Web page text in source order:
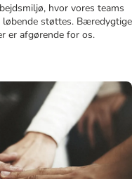
hvor vores teams
støttes. Bæredygtige
er afgørende for os.